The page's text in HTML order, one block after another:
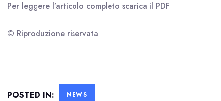
Per leggere l’articolo completo scarica il PDF
© Riproduzione riservata
POSTED IN: NEWS